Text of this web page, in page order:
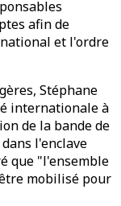
afin de
et l'ordre
Stéphane
internationale à
de la bande de
l'enclave
que "l'ensemble
mobilisé pour